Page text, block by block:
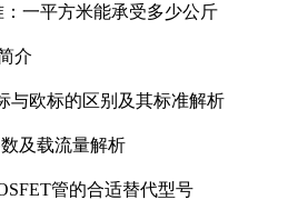
一平方米能承受多少公斤
介
与欧标的区别及其标准解析
及载流量解析
管的合适替代型号